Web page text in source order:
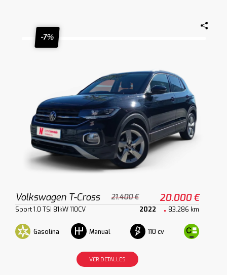
-7%
Volkswagen T-Cross 21.400 € 20.000 €
Sport 1.0 TSI 81kW 110CV 2022 83.286 km
Gasolina Manual 110 cv
VER DETALLES